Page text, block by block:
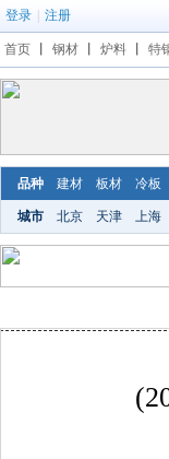
登录 注册
首页 钢材 炉料 特
品种 建材 板材 冷板
城市 北京 天津 上海